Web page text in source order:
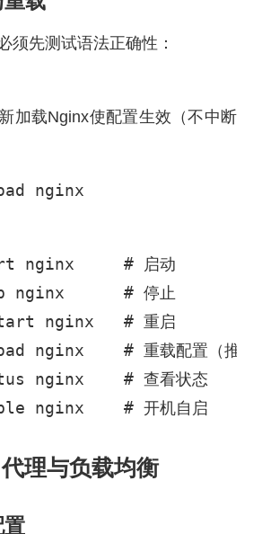
须先测试语法正确性：
加载Nginx使配置生效（不中断
nginx
nginx     # 启动
nginx      # 停止
nginx   # 重启
nginx    # 重载配置（推
nginx    # 查看状态
nginx    # 开机自启
理与负载均衡
置